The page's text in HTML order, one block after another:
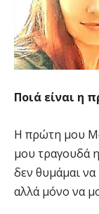
Ποιά είναι η
Η πρώτη μου
μου τραγουδά
δεν θυμάμαι να
αλλά μόνο να